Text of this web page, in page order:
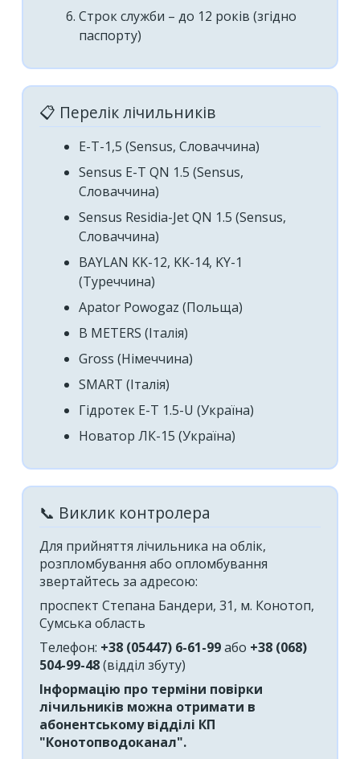
Строк служби – до 12 років (згідно
паспорту)
📋 Перелік лічильників
Е-Т-1,5 (Sensus, Словаччина)
Sensus E-T QN 1.5 (Sensus,
Словаччина)
Sensus Residia-Jet QN 1.5 (Sensus,
Словаччина)
BAYLAN KK-12, KK-14, KY-1
(Туреччина)
Apator Powogaz (Польща)
B METERS (Італія)
Gross (Німеччина)
SMART (Італія)
Гідротек E-T 1.5-U (Україна)
Новатор ЛК-15 (Україна)
📞 Виклик контролера
Для прийняття лічильника на облік,
розпломбування або опломбування
звертайтесь за адресою:
проспект Степана Бандери, 31, м. Конотоп,
Сумська область
Телефон: +38 (05447) 6-61-99або +38 (068)
504-99-48(відділ збуту)
Інформацію про терміни повірки
лічильників можна отримати в
абонентському відділі КП
"Конотопводоканал".